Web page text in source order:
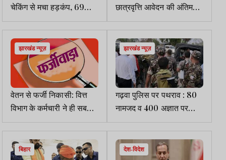
चेकिंग से मचा हड़कंप, 69
बेटिकट यात्री पकड़ाए, 20
हजार जुर्माने की वसूली
छात्रवृत्ति आवेदन की अंतिम
तिथि बढ़ी, 15 मई तक करें
अप्लाई
झारखंड न्यूज़
वेतन से फर्जी निकासी: वित्त
विभाग के कर्मचारी ने ही सबसे
पहले किया था फर्जीवाड़ा
झारखंड न्यूज़
गढ़वा पुलिस पर पथराव : 80
नामजद व 400 अज्ञात पर
केस, 14 अरेस्ट, स्थिति
सामान्य
बिहार देश-विदेश